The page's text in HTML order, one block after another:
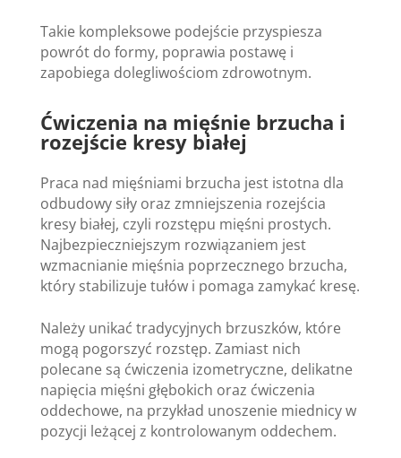
Takie kompleksowe podejście przyspiesza
powrót do formy, poprawia postawę i
zapobiega dolegliwościom zdrowotnym.
Ćwiczenia na mięśnie brzucha i
rozejście kresy białej
Praca nad mięśniami brzucha jest istotna dla
odbudowy siły oraz zmniejszenia rozejścia
kresy białej, czyli rozstępu mięśni prostych.
Najbezpieczniejszym rozwiązaniem jest
wzmacnianie mięśnia poprzecznego brzucha,
który stabilizuje tułów i pomaga zamykać kresę.
Należy unikać tradycyjnych brzuszków, które
mogą pogorszyć rozstęp. Zamiast nich
polecane są ćwiczenia izometryczne, delikatne
napięcia mięśni głębokich oraz ćwiczenia
oddechowe, na przykład unoszenie miednicy w
pozycji leżącej z kontrolowanym oddechem.